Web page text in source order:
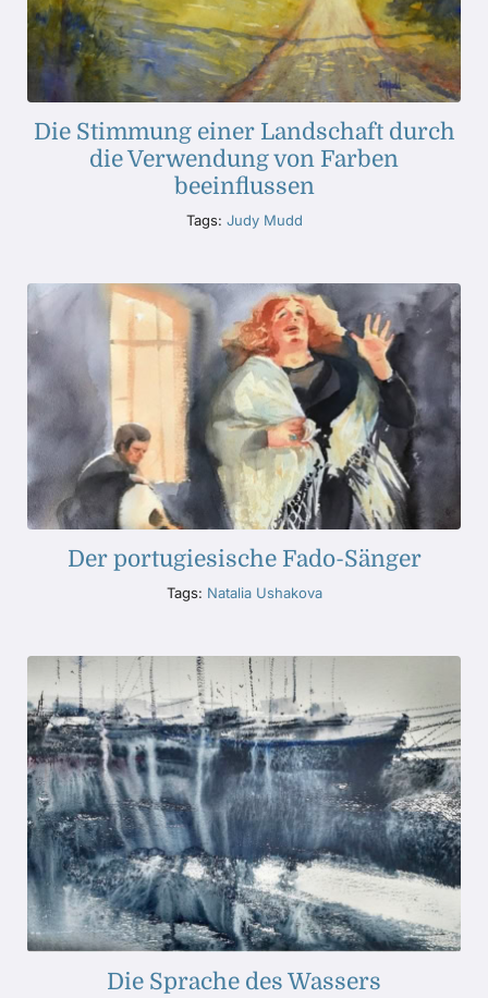
Die Stimmung einer Landschaft durch
die Verwendung von Farben
beeinflussen
Tags: Judy Mudd
Der portugiesische Fado-Sänger
Tags: Natalia Ushakova
Die Sprache des Wassers